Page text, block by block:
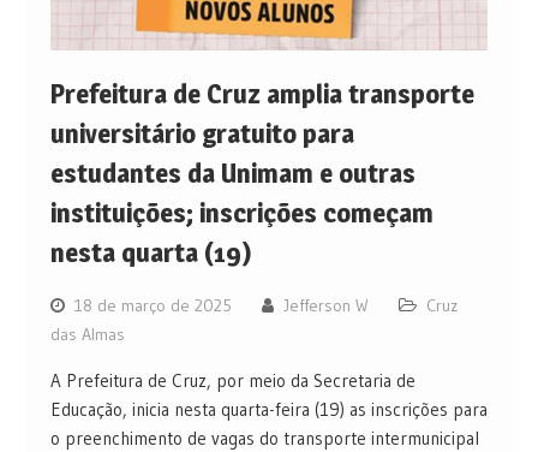
Prefeitura de Cruz amplia transporte
universitário gratuito para
estudantes da Unimam e outras
instituições; inscrições começam
nesta quarta (19)
18 de março de 2025 Jefferson W
Cruz
das Almas
A Prefeitura de Cruz, por meio da Secretaria de
Educação, inicia nesta quarta-feira (19) as inscrições para
o preenchimento de vagas do transporte intermunicipal